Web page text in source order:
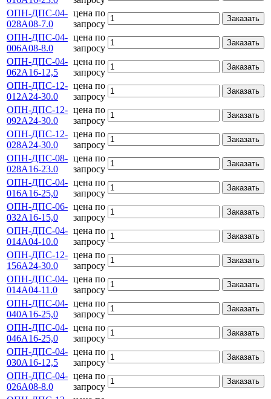
ОПН-ДПС-04-
028А08-7.0
цена по
запросу
Заказать
ОПН-ДПС-04-
006А08-8.0
цена по
запросу
Заказать
ОПН-ДПС-04-
062А16-12,5
цена по
запросу
Заказать
ОПН-ДПС-12-
012А24-30.0
цена по
запросу
Заказать
ОПН-ДПС-12-
092А24-30.0
цена по
запросу
Заказать
ОПН-ДПС-12-
028А24-30.0
цена по
запросу
Заказать
ОПН-ДПС-08-
028А16-23.0
цена по
запросу
Заказать
ОПН-ДПС-04-
016А16-25,0
цена по
запросу
Заказать
ОПН-ДПС-06-
032А16-15,0
цена по
запросу
Заказать
ОПН-ДПС-04-
014А04-10.0
цена по
запросу
Заказать
ОПН-ДПС-12-
156А24-30.0
цена по
запросу
Заказать
ОПН-ДПС-04-
014А04-11.0
цена по
запросу
Заказать
ОПН-ДПС-04-
040А16-25,0
цена по
запросу
Заказать
ОПН-ДПС-04-
046А16-25,0
цена по
запросу
Заказать
ОПН-ДПС-04-
030А16-12,5
цена по
запросу
Заказать
ОПН-ДПС-04-
026А08-8.0
цена по
запросу
Заказать